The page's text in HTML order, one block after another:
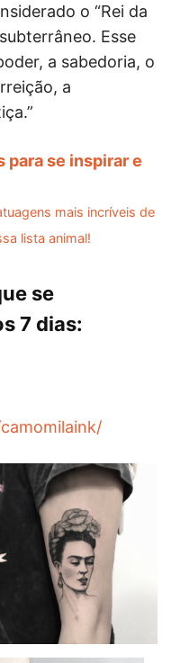
o “Rei da
Esse
a sabedoria, o
a
para se inspirar e
mais incríveis de
lista animal!
se
7 dias: